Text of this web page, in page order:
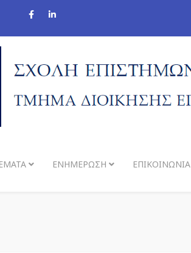
ΕΝΗΜΈΡΩΣΗ ΕΠΙΚΟΙΝΩΝΊΑ